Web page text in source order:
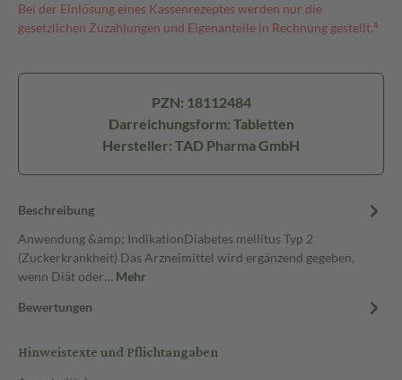
Bei der Einlösung eines Kassenrezeptes werden nur die
gesetzlichen Zuzahlungen und Eigenanteile in Rechnung gestellt.⁴
PZN: 18112484
Darreichungsform: Tabletten
Hersteller: TAD Pharma GmbH
Beschreibung
Anwendung &amp; IndikationDiabetes mellitus Typ 2
(Zuckerkrankheit) Das Arzneimittel wird ergänzend gegeben,
wenn Diät oder… Mehr
Bewertungen
Hinweistexte und Pflichtangaben